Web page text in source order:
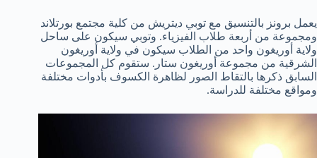
يعمل برونز بالتنسيق مع توبي ديتريش من كلية مجتمع بورتلاند
ومجموعة من أربعة طلاب الفيزياء. وتوبي سيكون على ساحل
ولاية أوريغون واحد من الطلاب سيكون في ولاية أوريغون
الشرقية من مجموعة أوريغون ستار. ستقوم كل المجموعات
السابق ذكرها بالتقاط الصور لظاهرة الكسوف بأدوات مختلفة
ومواقع مختلفة للدراسة.